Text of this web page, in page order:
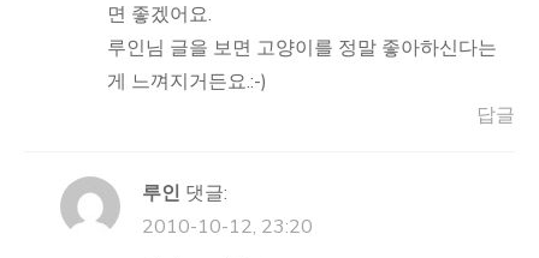
면 좋겠어요.
루인님 글을 보면 고양이를 정말 좋아하신다는
게 느껴지거든요.:-)
답글
루인 댓글:
2010-10-12, 23:20